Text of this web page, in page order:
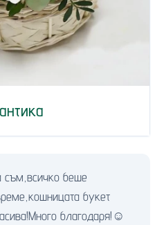
съм,всичко беше
букет
благодаря!☺️